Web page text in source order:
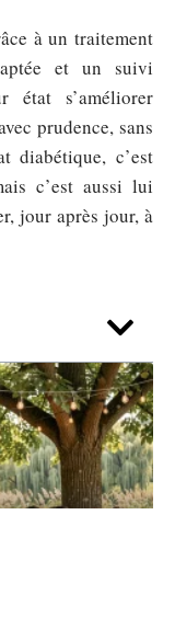
à un traitement
et un suivi
état s’améliorer
prudence, sans
diabétique, c’est
c’est aussi lui
jour après jour, à